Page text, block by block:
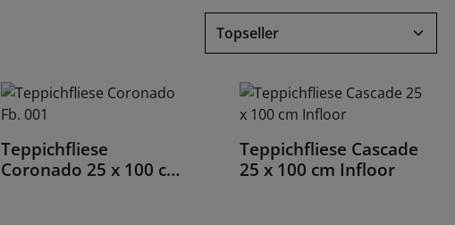
Details
Teppichfliese
Coronado 25 x 100 cm
Details
Teppichfliese Cascade
25 x 100 cm Infloor